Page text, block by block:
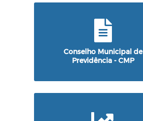
Conselho Municipal de
Previdência - CMP